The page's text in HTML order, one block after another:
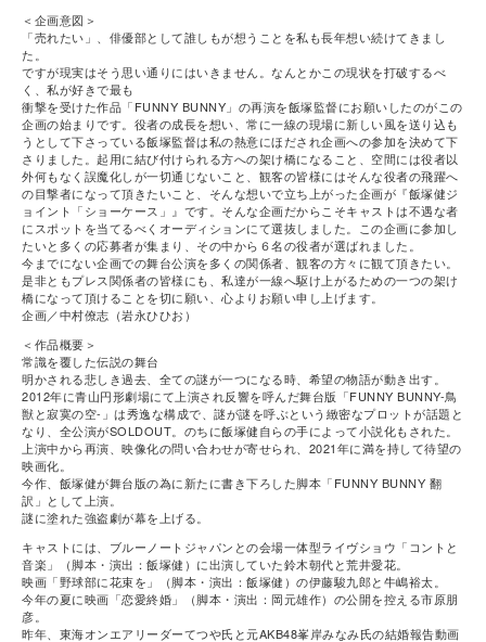
＜企画意図＞
「売れたい」、俳優部として誰しもが想うことを私も長年想い続けてきまし
た。
ですが現実はそう思い通りにはいきません。なんとかこの現状を打破するべ
く、私が好きで最も
衝撃を受けた作品「FUNNY BUNNY」の再演を飯塚監督にお願いしたのがこの
企画の始まりです。役者の成長を想い、常に一線の現場に新しい風を送り込も
うとして下さっている飯塚監督は私の熱意にほだされ企画への参加を決めて下
さりました。起⽤に結び付けられる⽅への架け橋になること、空間には役者以
外何もなく誤魔化しが⼀切通じないこと、観客の皆様にはそんな役者の飛躍へ
の目撃者になって頂きたいこと、そんな想いで立ち上がった企画が『飯塚健ジ
ョイント「ショーケース」』です。そんな企画だからこそキャストは不遇な者
にスポットを当てるべくオーディションにて選抜しました。この企画に参加し
たいと多くの応募者が集まり、その中から６名の役者が選ばれました。
今までにない企画での舞台公演を多くの関係者、観客の方々に観て頂きたい。
是非ともプレス関係者の皆様にも、私達が一線へ駆け上がるための一つの架け
橋になって頂けることを切に願い、心よりお願い申し上げます。
企画／中村僚志（岩永ひひお）
＜作品概要＞
常識を覆した伝説の舞台
明かされる悲しき過去、全ての謎が⼀つになる時、希望の物語が動き出す。
2012年に青山円形劇場にて上演され反響を呼んだ舞台版「FUNNY BUNNY-鳥
獣と寂寞の空-」は秀逸な構成で、謎が謎を呼ぶという緻密なプロットが話題と
なり、全公演がSOLDOUT。のちに飯塚健自らの手によって小説化もされた。
上演中から再演、映像化の問い合わせが寄せられ、2021年に満を持して待望の
映画化。
今作、飯塚健が舞台版の為に新たに書き下ろした脚本「FUNNY BUNNY 翻
訳」として上演。
謎に塗れた強盗劇が幕を上げる。
キャストには、ブルーノートジャパンとの会場⼀体型ライヴショウ「コントと
音楽」（脚本・演出：飯塚健）に出演していた鈴木朝代と荒井愛花。
映画「野球部に花束を」（脚本・演出：飯塚健）の伊藤駿九郎と牛嶋裕太。
今年の夏に映画「恋愛終婚」（脚本・演出：岡元雄作）の公開を控える市原朋
彦。
昨年、東海オンエアリーダーてつや氏と元AKB48峯岸みなみ氏の結婚報告動画